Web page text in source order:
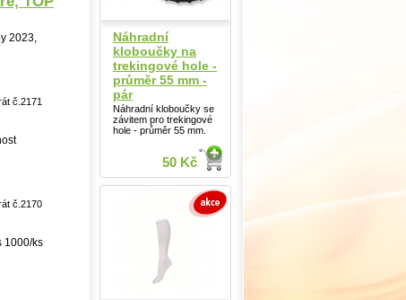
2023,
č.2171
č.2170
1000/ks
Náhradní
kloboučky na
trekingové hole -
průměr 55 mm -
pár
Náhradní kloboučky se
závitem pro trekingové
hole - průměr 55 mm.
50 Kč